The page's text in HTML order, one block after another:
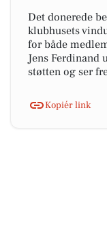
Det donerede
klubhusets
for både
Jens Ferdinand
støtten og ser
Kopiér link